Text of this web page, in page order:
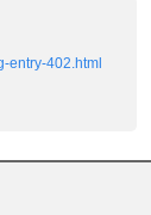
entry-402.html